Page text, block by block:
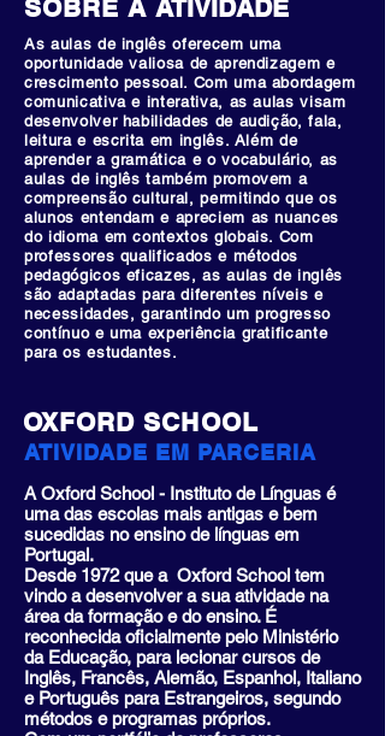
SOBRE AATIVIDADE
As aulas de inglês oferecem uma
oportunidade valiosa de aprendizagem e
crescimento pessoal. Com uma abordagem
comunicativa e interativa, as aulas visam
desenvolver habilidades de audição, fala,
leitura e escrita em inglês. Além de
aprender a gramática e o vocabulário, as
aulas de inglês também promovem a
compreensão cultural, permitindo que os
alunos entendam e apreciem as nuances
do idioma em contextos globais. Com
professores qualificados e métodos
pedagógicos eficazes, as aulas de inglês
são adaptadas para diferentes níveis e
necessidades, garantindo um progresso
contínuo e uma experiência gratificante
para os estudantes.
OXFORD SCHOOL
ATIVIDADE EM PARCERIA
A Oxford School - Instituto de Línguas é
uma das escolas mais antigas e bem
sucedidas no ensino de línguas em
Portugal.
Desde 1972 que a Oxford School tem
vindo a desenvolver a sua atividade na
área da formação e do ensino. É
reconhecida oficialmente pelo Ministério
da Educação, para lecionar cursos de
Inglês, Francês, Alemão, Espanhol, Italiano
e Português para Estrangeiros, segundo
métodos e programas próprios.